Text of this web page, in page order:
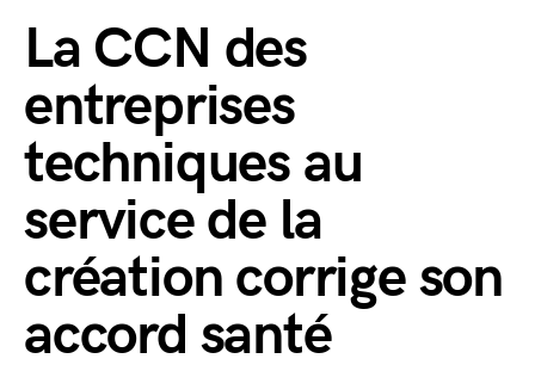
La CCN des
entreprises
techniques au
service de la
création corrige son
accord santé